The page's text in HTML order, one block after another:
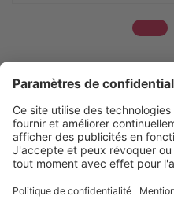
Vogelsang -